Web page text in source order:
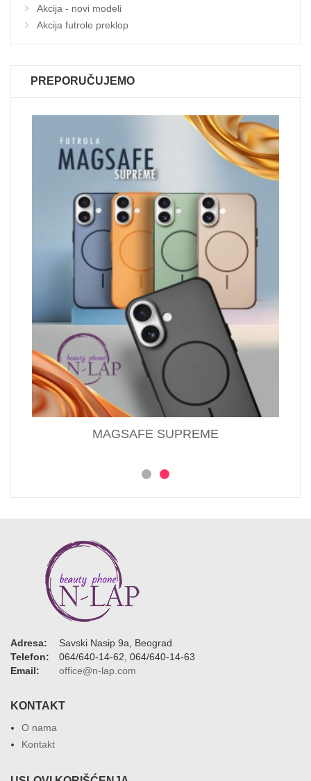
Akcija - novi modeli
Akcija futrole preklop
PREPORUČUJEMO
MAGSAFE SUPREME
Adresa:
Savski Nasip 9a, Beograd
Telefon:
064/640-14-62, 064/640-14-63
Email:
office@n-lap.com
KONTAKT
O nama
Kontakt